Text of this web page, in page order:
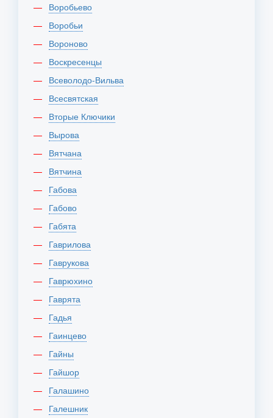
Воробьево
Воробьи
Вороново
Воскресенцы
Всеволодо-Вильва
Всесвятская
Вторые Ключики
Вырова
Вятчана
Вятчина
Габова
Габово
Габята
Гаврилова
Гаврукова
Гаврюхино
Гаврята
Гадья
Гаинцево
Гайны
Гайшор
Галашино
Галешник